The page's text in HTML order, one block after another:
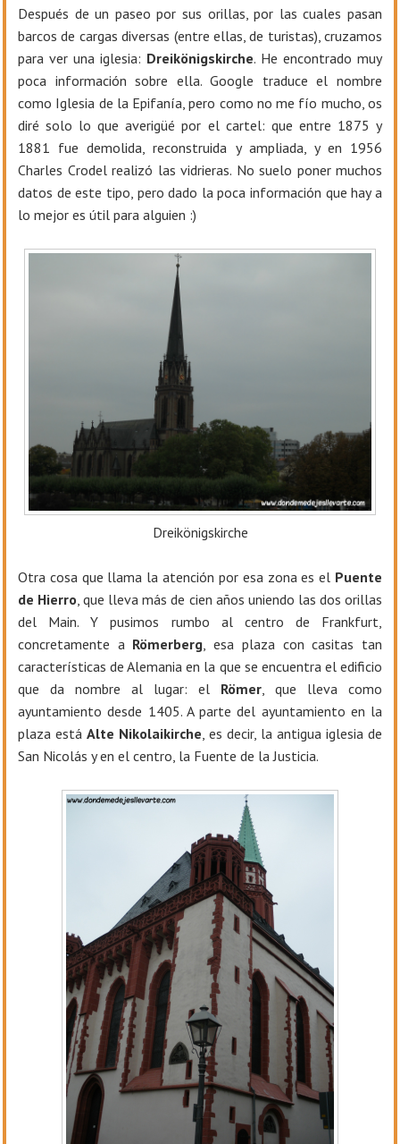
Después de un paseo por sus orillas, por las cuales pasan
barcos de cargas diversas (entre ellas, de turistas), cruzamos
para ver una iglesia: Dreikönigskirche. He encontrado muy
poca información sobre ella. Google traduce el nombre
como Iglesia de la Epifanía, pero como no me fío mucho, os
diré solo lo que averigüé por el cartel: que entre 1875 y
1881 fue demolida, reconstruida y ampliada, y en 1956
Charles Crodel realizó las vidrieras. No suelo poner muchos
datos de este tipo, pero dado la poca información que hay a
lo mejor es útil para alguien :)
Dreikönigskirche
Otra cosa que llama la atención por esa zona es el Puente
de Hierro , que lleva más de cien años uniendo las dos orillas
del Main. Y pusimos rumbo al centro de Frankfurt,
concretamente a Römerberg , esa plaza con casitas tan
características de Alemania en la que se encuentra el edificio
que da nombre al lugar: el Römer , que lleva como
ayuntamiento desde 1405. A parte del ayuntamiento en la
plaza está Alte Nikolaikirche , es decir, la antigua iglesia de
San Nicolás y en el centro, la Fuente de la Justicia.